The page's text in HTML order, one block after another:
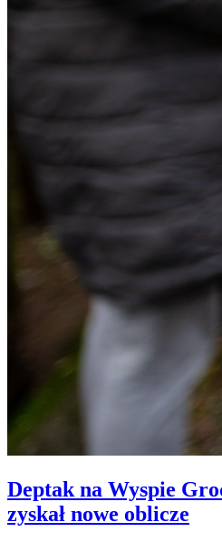
Deptak na Wyspie
zyskał nowe oblicze